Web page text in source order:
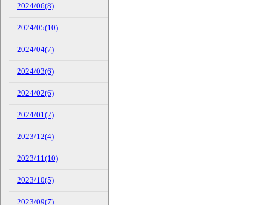
2024/06(8)
2024/05(10)
2024/04(7)
2024/03(6)
2024/02(6)
2024/01(2)
2023/12(4)
2023/11(10)
2023/10(5)
2023/09(7)